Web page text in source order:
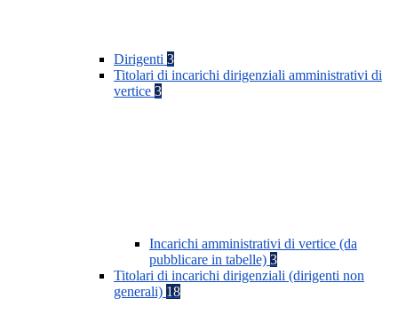
Dirigenti 3
Titolari di incarichi dirigenziali amministrativi di
vertice 3
Incarichi amministrativi di vertice (da
pubblicare in tabelle) 3
Titolari di incarichi dirigenziali (dirigenti non
generali) 18